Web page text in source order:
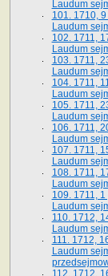
Laudum
101. 1710,
Laudum
102. 1711,
Laudum
103. 1711,
Laudum
104. 1711,
Laudum
105. 1711,
Laudum
106. 1711,
Laudum
107. 1711,
Laudum
108. 1711,
Laudum
109. 1711,
Laudum
110. 1712,
Laudum
111. 1712,
Laudum
112. 1712,